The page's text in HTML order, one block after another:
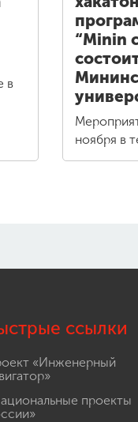
в
“Minin
ноября в
ссылки
«Инженерный
проекты